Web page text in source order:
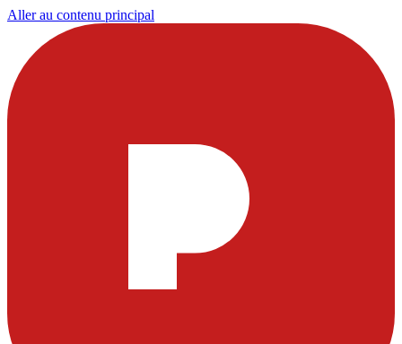
Aller au contenu principal